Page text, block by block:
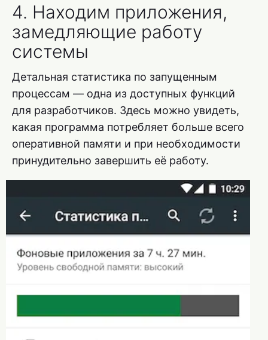
4. Находим приложения,
замедляющие работу
системы
Детальная статистика по запущенным
процессам — одна из доступных функций
для разработчиков. Здесь можно увидеть,
какая программа потребляет больше всего
оперативной памяти и при необходимости
принудительно завершить её работу.